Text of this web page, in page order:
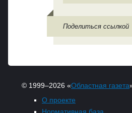
Поделиться ссылкой
© 1999–2026 «Областная газета
О проекте